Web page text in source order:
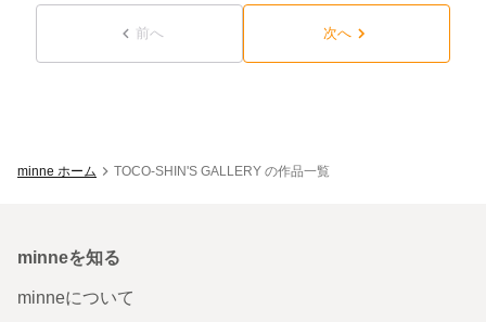
前へ 次へ
minne ホーム TOCO-SHIN'S GALLERY の作品一覧
minneを知る
minneについて